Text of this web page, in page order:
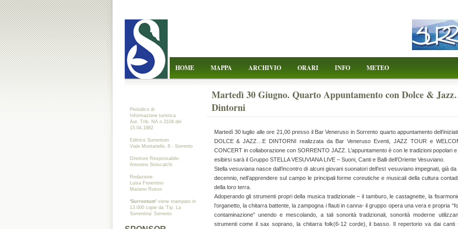
HOME MAPPA ARCHIVIO ORARI INFO METEO
Periodico di
Informazione turistica
Aut. Trib. NA n.3104 del
15.04.1982
Editrice Surrentum
Viale Montariello, 8 - Sorrento
Direttore Responsabile:
Antonino Siniscalchi
Redazione:
Luisa Fiorentino
Mariano Russo
'Surrentum'viene stampato in
13.000 copie da 'Tip. La
Sorrentina' Sorrento
Martedì 30 Giugno. Quarto Appuntamento con Dolce &
Dintorni
Martedì 30 luglio alle ore 21,00 presso il Bar Veneruso in Sorrento quarto appuntamento
DOLCE & JAZZ…E DINTORNI realizzata da Bar Veneruso Eventi, JAZZ TOUR e
CONCERT in collaborazione con SORRENTO JAZZ. L’appuntamento è con le tradizioni popolari e
esibirsi sarà il Gruppo STELLA VESUVIANA LIVE – Suoni, Canti e Balli dell’Oriente Vesuviano.
Stella vesuviana nasce dall’incontro di alcuni giovani suonatori dell’est vesuviano impegnati, già da
decennio, nell’apprendere sul campo le principali forme coreutiche e musicali della cultura
della loro terra.
Adoperando gli strumenti propri della musica tradizionale – il tamburo, le castagnette, la
l’organetto, la chitarra battente, la zampogna i flauti in canna- il gruppo opera una vera e propria
contaminazione” unendo e mescolando, a tali sonorità tradizionali, sonorità moderne
strumenti come il sax soprano, la chitarra folk(6-12 corde), il basso. Il repertorio va dai canti